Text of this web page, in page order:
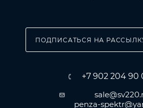
ПОДПИСАТЬСЯ НА
+7 902 204 90
penza-